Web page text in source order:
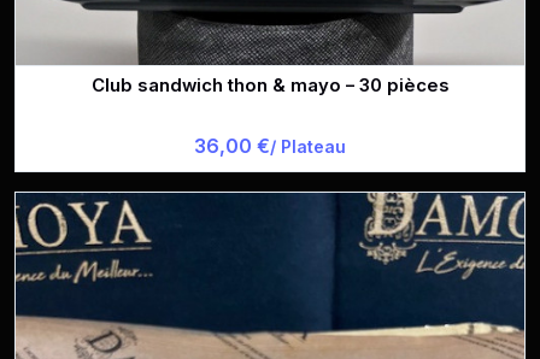
Club sandwich thon & mayo – 30 pièces
36,00 €/ Plateau